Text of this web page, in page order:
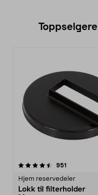
951
Hjem reservedeler
Lokk til filterholder
4.5 av 5 stjerner